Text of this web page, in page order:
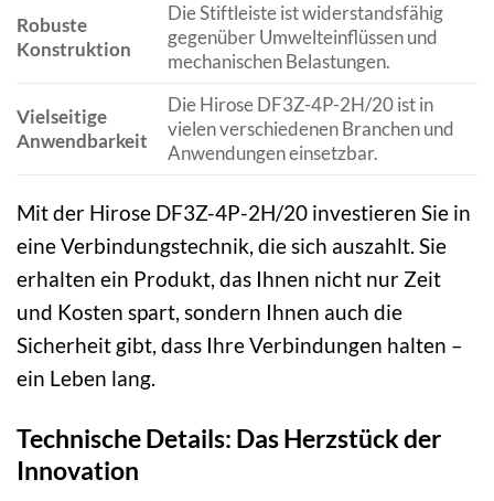
Robuste
Konstruktion
Die Stiftleiste ist widerstandsfähig
gegenüber Umwelteinflüssen und
mechanischen Belastungen.
Vielseitige
Anwendbarkeit
Die Hirose DF3Z-4P-2H/20 ist in
vielen verschiedenen Branchen und
Anwendungen einsetzbar.
Mit der Hirose DF3Z-4P-2H/20 investieren Sie in
eine Verbindungstechnik, die sich auszahlt. Sie
erhalten ein Produkt, das Ihnen nicht nur Zeit
und Kosten spart, sondern Ihnen auch die
Sicherheit gibt, dass Ihre Verbindungen halten –
ein Leben lang.
Technische Details: Das Herzstück der
Innovation